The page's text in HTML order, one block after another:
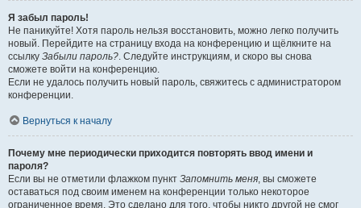
Я забыл пароль!
Не паникуйте! Хотя пароль нельзя восстановить, можно легко получить
новый. Перейдите на страницу входа на конференцию и щёлкните на
ссылку Забыли пароль?. Следуйте инструкциям, и скоро вы снова
сможете войти на конференцию.
Если не удалось получить новый пароль, свяжитесь с администратором
конференции.
Вернуться к началу
Почему мне периодически приходится повторять ввод имени и
пароля?
Если вы не отметили флажком пункт Запомнить меня, вы сможете
оставаться под своим именем на конференции только некоторое
ограниченное время. Это сделано для того, чтобы никто другой не смог